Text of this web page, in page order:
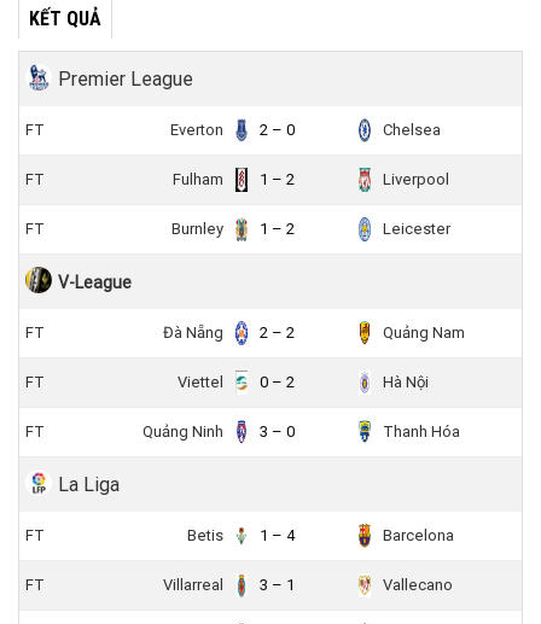
KẾT QUẢ
Premier League
FT Everton 2 – 0 Chelsea
FT Fulham 1 – 2 Liverpool
FT Burnley 1 – 2 Leicester
V-League
FT Đà Nẵng 2 – 2 Quảng Nam
FT Viettel 0 – 2 Hà Nội
FT Quảng Ninh 3 – 0 Thanh Hóa
La Liga
FT Betis 1 – 4 Barcelona
FT Villarreal 3 – 1 Vallecano